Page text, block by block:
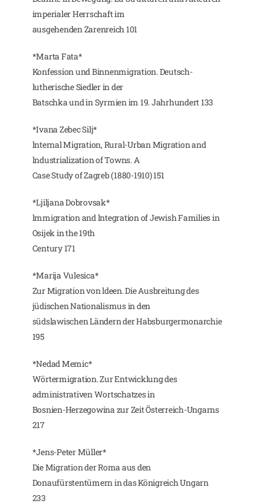
imperialer Herrschaft im
ausgehenden Zarenreich 101
*Marta Fata*
Konfession und Binnenmigration. Deutsch-
lutherische Siedler in der
Batschka und in Syrmien im 19. Jahrhundert 133
*Ivana Zebec Silj*
lnternal Migration, Rural-Urban Migration and
lndustrialization of Towns. A
Case Study of Zagreb (1880-1910) 151
*Ljiljana Dobrovsak*
lmmigration and lntegration of Jewish Families in
Osijek in the 19th
Century 171
*Marija Vulesica*
Zur Migration von ldeen. Die Ausbreitung des
jüdischen Nationalismus in den
südslawischen Ländern der Habsburgermonarchie
195
*Nedad Memic*
Wörtermigration. Zur Entwicklung des
administrativen Wortschatzes in
Bosnien-Herzegowina zur Zeit Österreich-Ungarns
217
*Jens-Peter Müller*
Die Migration der Roma aus den
Donaufürstentümern in das Königreich Ungarn
233